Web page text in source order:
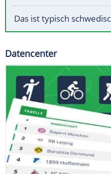
Das ist typisch
Datencenter